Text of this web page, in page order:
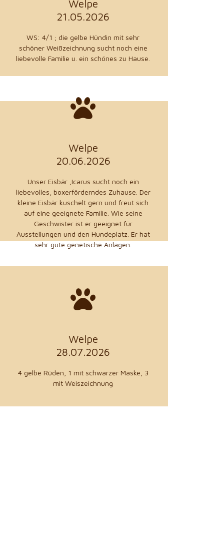
Welpe
21.05.2026
WS: 4/1 ; die gelbe Hündin mit sehr
schöner Weißzeichnung sucht noch eine
liebevolle Familie u. ein schönes zu Hause.
Züchter
Dagmar Reinboth
aus 04639 Gößnitz
Welpe
20.06.2026
Unser Eisbär ,Icarus sucht noch ein
liebevolles, boxerförderndes Zuhause. Der
kleine Eisbär kuschelt gern und freut sich
auf eine geeignete Familie. Wie seine
Geschwister ist er geeignet für
Ausstellungen und den Hundeplatz. Er hat
sehr gute genetische Anlagen.
Züchter
Kathuna Doborn
zu den Details
Welpe
28.07.2026
4 gelbe Rüden, 1 mit schwarzer Maske, 3
mit Weiszeichnung
Züchter
Petra Gutmann
aus 79211 Denzlingen
zu den Details